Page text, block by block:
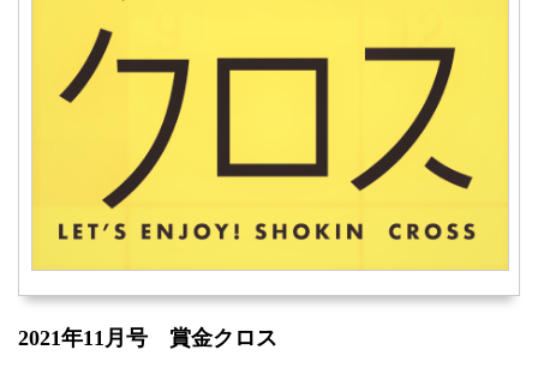
2021年11月号 賞金クロス